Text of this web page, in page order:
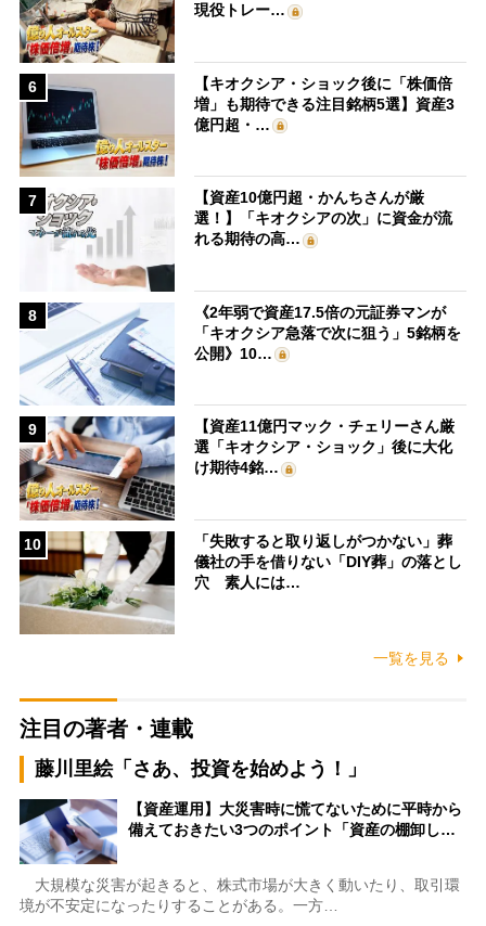
現役トレー…
6
【キオクシア・ショック後に「株価倍
増」も期待できる注目銘柄5選】資産3
億円超・…
7
【資産10億円超・かんちさんが厳
選！】「キオクシアの次」に資金が流
れる期待の高…
8
《2年弱で資産17.5倍の元証券マンが
「キオクシア急落で次に狙う」5銘柄を
公開》10…
9
【資産11億円マック・チェリーさん厳
選「キオクシア・ショック」後に大化
け期待4銘…
10
「失敗すると取り返しがつかない」葬
儀社の手を借りない「DIY葬」の落とし
穴 素人には…
一覧を見る
注目の著者・連載
藤川里絵「さあ、投資を始めよう！」
【資産運用】大災害時に慌てないために平時から
備えておきたい3つのポイント「資産の棚卸し…
大規模な災害が起きると、株式市場が大きく動いたり、取引環
境が不安定になったりすることがある。一方…